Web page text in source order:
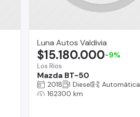
Luna Autos Valdivia
Los Ríos
Mazda BT-50
$15.180.000-9%
2018 Diesel
Automática
162300 km